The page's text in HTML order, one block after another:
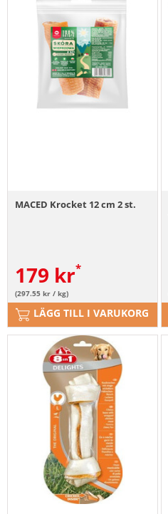
MACED Krocket 12 cm 2 st.
179 kr
(297.55 kr / kg)
LÄGG TILL I VARUKORG